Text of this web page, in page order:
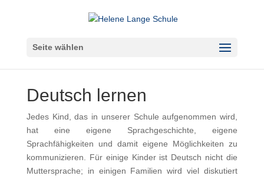
Seite wählen
Deutsch lernen
Jedes Kind, das in unserer Schule aufgenommen wird,
hat eine eigene Sprachgeschichte, eigene
Sprachfähigkeiten und damit eigene Möglichkeiten zu
kommunizieren. Für einige Kinder ist Deutsch nicht die
Muttersprache; in einigen Familien wird viel diskutiert